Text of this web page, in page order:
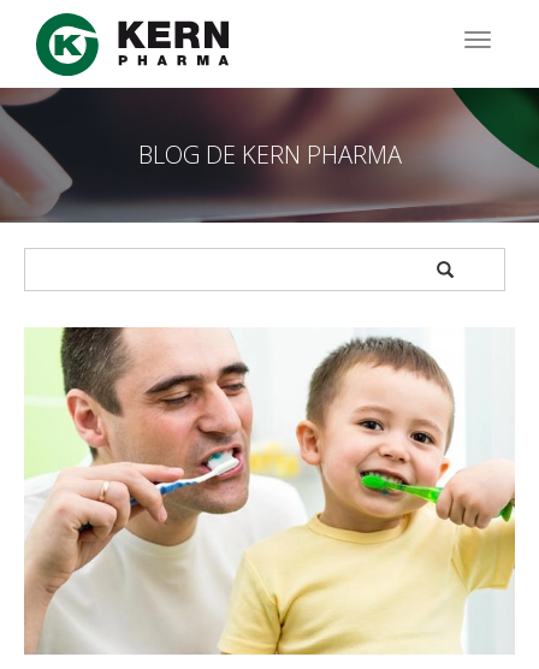
Pasar
contenido
principal
BLOG DE KERN PHARMA
APPLY